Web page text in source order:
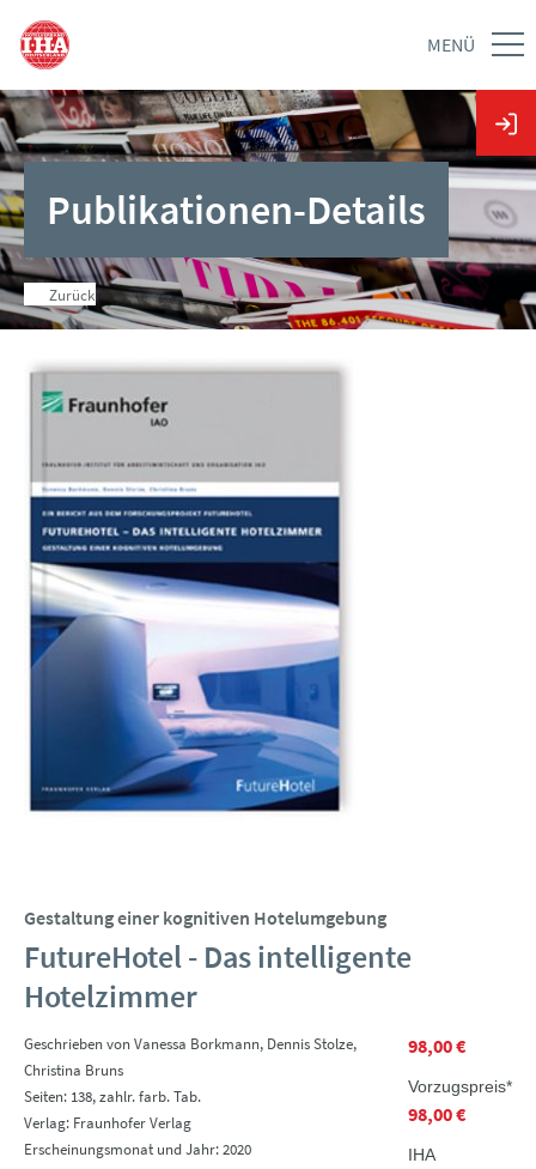
MENÜ
Publikationen-Details
Zurück
Gestaltung einer kognitiven Hotelumgebung
FutureHotel - Das intelligente
Hotelzimmer
Geschrieben von Vanessa Borkmann, Dennis Stolze,
Christina Bruns
Seiten: 138, zahlr. farb. Tab.
Verlag: Fraunhofer Verlag
Erscheinungsmonat und Jahr: 2020
98,00 €
Vorzugspreis*
98,00 €
IHA